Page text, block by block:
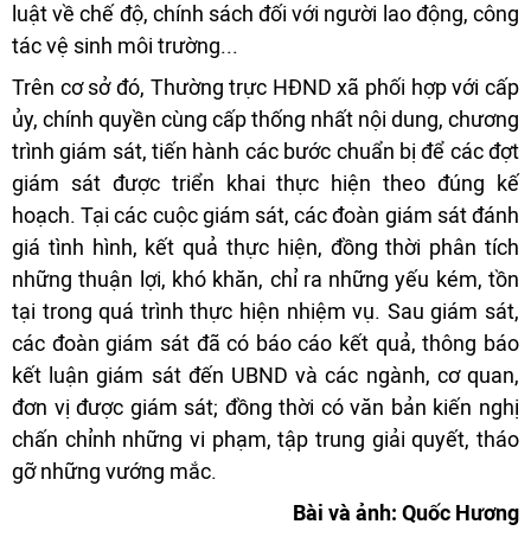
luật về chế độ, chính sách đối với người lao động, công
tác vệ sinh môi trường...
Trên cơ sở đó, Thường trực HĐND xã phối hợp với cấp
ủy, chính quyền cùng cấp thống nhất nội dung, chương
trình giám sát, tiến hành các bước chuẩn bị để các đợt
giám sát được triển khai thực hiện theo đúng kế
hoạch. Tại các cuộc giám sát, các đoàn giám sát đánh
giá tình hình, kết quả thực hiện, đồng thời phân tích
những thuận lợi, khó khăn, chỉ ra những yếu kém, tồn
tại trong quá trình thực hiện nhiệm vụ. Sau giám sát,
các đoàn giám sát đã có báo cáo kết quả, thông báo
kết luận giám sát đến UBND và các ngành, cơ quan,
đơn vị được giám sát; đồng thời có văn bản kiến nghị
chấn chỉnh những vi phạm, tập trung giải quyết, tháo
gỡ những vướng mắc.
Bài và ảnh: Quốc Hương